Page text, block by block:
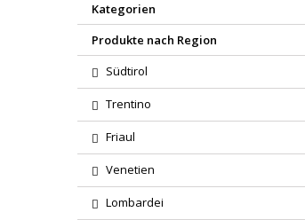
Kategorien
Produkte nach Region
Südtirol
Trentino
Friaul
Venetien
Lombardei